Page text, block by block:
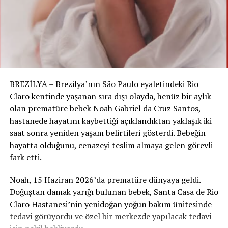
ederek belirli görüşleri öne çıkarması, farklı seslerin
bastırılmasına neden olabilir.
Eleştirmenler, Meta’nın yanlış bilgiyle mücadelede
gösterdiği çabaların, ifade özgürlüğü ve demokratik
bilimsel gerçeklik, tartışmalarla şekillenir ve bilgiye
dayalı eleştiriler bu sürecin vazgeçilmez bir parçasıdır.
YANLIŞ BİLGİYE KARŞI
MÜCADELEDE DENGE ARAYIŞI
Mahkeme kararı, sosyal medya platformlarının
paylaşma hakkını sınırlayabileceği endişelerini
beraberinde getiriyor. Meta’nın içerik kaldırma
politikasının kapsamı netleştirilmedikçe, hangi bilginin
„yanlış“ sayıldığına dair sorular belirsizliğini koruyacak.
BREZİLYA – Brezilya’nın São Paulo eyaletindeki Rio
Claro kentinde yaşanan sıra dışı olayda, henüz bir aylık
olan prematüre bebek Noah Gabriel da Cruz Santos,
hastanede hayatını kaybettiği açıklandıktan yaklaşık iki
saat sonra yeniden yaşam belirtileri gösterdi. Bebeğin
hayatta olduğunu, cenazeyi teslim almaya gelen görevli
fark etti.
Noah, 15 Haziran 2026’da prematüre dünyaya geldi.
Doğuştan damak yarığı bulunan bebek, Santa Casa de Rio
Claro Hastanesi’nin yenidoğan yoğun bakım ünitesinde
tedavi görüyordu ve özel bir merkezde yapılacak tedavi